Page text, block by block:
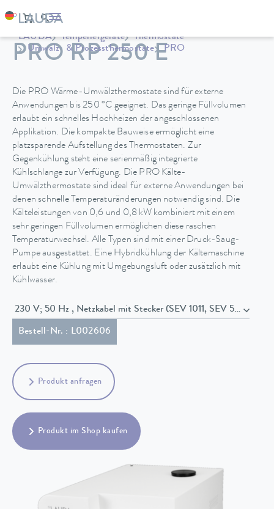
LAUDA Temperiergeräte
Thermostate
Umwälz- & Prozessthermostate
PRO
PRO RP 250 E
Die PRO Wärme-Umwälzthermostate sind für externe
Anwendungen bis 250 °C geeignet. Das geringe Füllvolumen
erlaubt ein schnelles Hochheizen der angeschlossenen
Applikation. Die kompakte Bauweise ermöglicht eine
platzsparende Aufstellung des Thermostaten. Zur
Gegenkühlung steht eine serienmäßig integrierte
Kühlschlange zur Verfügung. Die PRO Kälte-
Umwälzthermostate sind ideal für externe Anwendungen bei
denen schnelle Temperaturänderungen notwendig sind. Die
Kälteleistungen von 0,6 und 0,8 kW kombiniert mit einem
sehr geringen Füllvolumen ermöglichen diese raschen
Temperaturwechsel. Alle Typen sind mit einer Druck-Saug-
Pumpe ausgestattet. Eine Hybridkühlung der Kältemaschine
erlaubt eine Kühlung mit Umgebungsluft oder zusätzlich mit
Kühlwasser.
230 V; 50 Hz , Netzkabel mit Stecker (SEV 1011, SEV 5934/2,
Bestell-Nr. : L002606
Produkt anfragen
Produkt im Shop kaufen